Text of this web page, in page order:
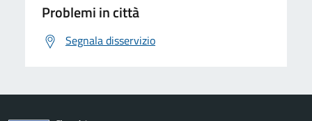
Problemi in città
Segnala disservizio